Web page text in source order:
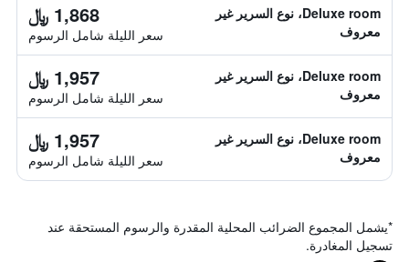
Deluxe room، نوع السرير غير
معروف
1,868 ﷼
سعر الليلة شامل الرسوم
Deluxe room، نوع السرير غير
معروف
1,957 ﷼
سعر الليلة شامل الرسوم
Deluxe room، نوع السرير غير
معروف
1,957 ﷼
سعر الليلة شامل الرسوم
*يشمل المجموع الضرائب المحلية المقدرة والرسوم المستحقة عند
تسجيل المغادرة.